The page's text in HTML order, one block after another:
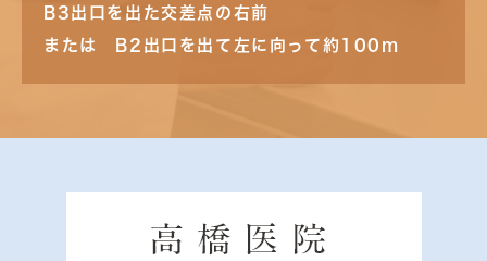
B3出口を出た交差点の右前
または B2出口を出て左に向って約100m